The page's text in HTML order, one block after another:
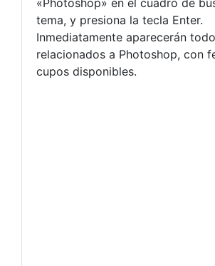
«Photoshop» en el cuadro de
tema, y presiona la tecla Enter.
Inmediatamente aparecerán
relacionados a Photoshop, con
cupos disponibles.